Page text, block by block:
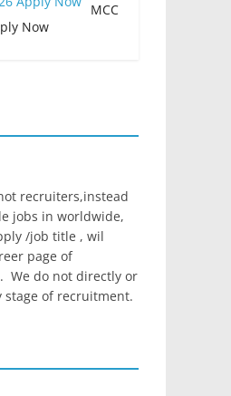
MCC
Now
recruiters,instead
jobs in worldwide,
/job title , wil
page of
We do not directly or
of recruitment.